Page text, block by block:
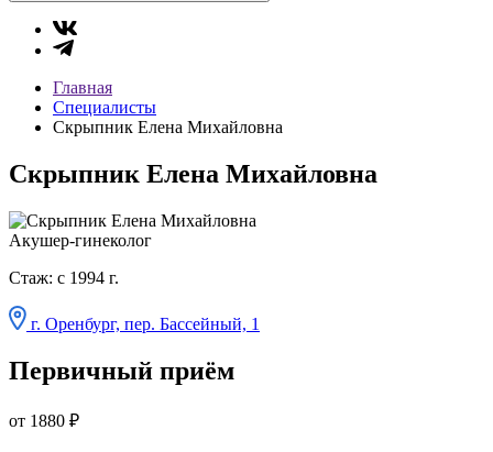
Главная
Специалисты
Скрыпник Елена Михайловна
Скрыпник Елена Михайловна
Акушер-гинеколог
Стаж: с 1994 г.
г. Оренбург, пер. Бассейный, 1
Первичный приём
от 1880 ₽